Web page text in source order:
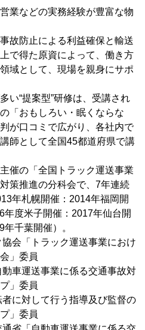
業などの実務経験が豊富な物
故防止による利益確保と輸送
で得た原資によって、働き方
域として、現場を親身にサポ
い“提案型”研修は、受講され
「おもしろい・眠くならな
が口コミで広がり、各社内で
師として全国45都道府県で講
催の「全国トラック運送事業
策推進の分科会で、7年連続
年札幌開催：2014年福岡開
度米子開催：2017年仙台開
千葉開催）。
会「トラック運送事業におけ
」委員
車運送事業に係る交通事故対
」委員
に対して行う指導及び監督の
」委員